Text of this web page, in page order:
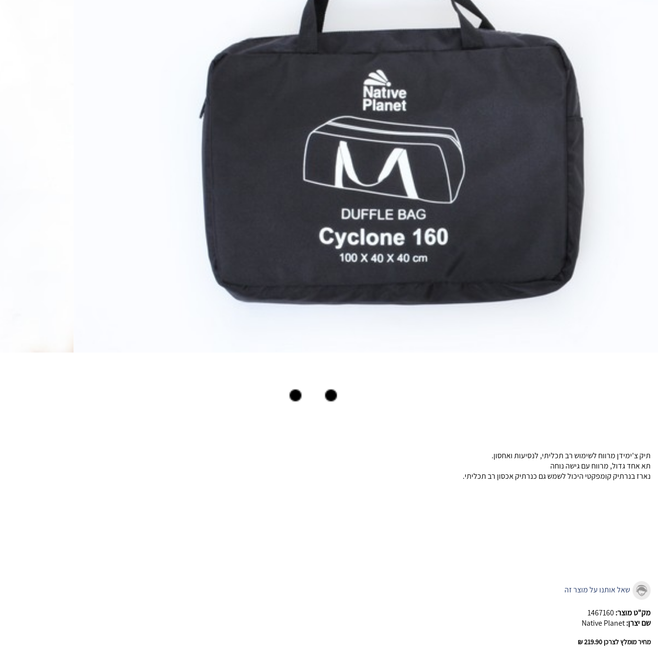
תיק צ'ימידן מרווח לשימוש רב תכליתי, לנסיעות ואחסון.
תא אחד גדול, מרווח עם גישה נוחה
נארז בנרתיק קומפקטי היכול לשמש גם כנרתיק אכסון רב תכליתי.
שאל אותנו על מוצר זה
מק"ט מוצר:1467160
שם יצרן:Native Planet
מחיר מומלץ לצרכן 219.90 ₪